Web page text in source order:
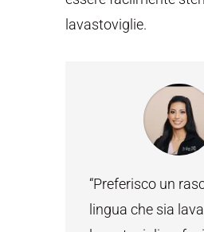
lavastoviglie.
“Preferisco un
lingua che sia